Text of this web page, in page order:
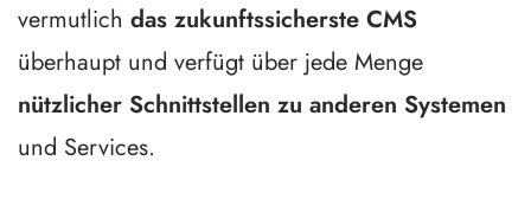
vermutlich das zukunftssicherste CMS
überhaupt und verfügt über jede Menge
nützlicher Schnittstellen zu anderen Systemen
und Services.